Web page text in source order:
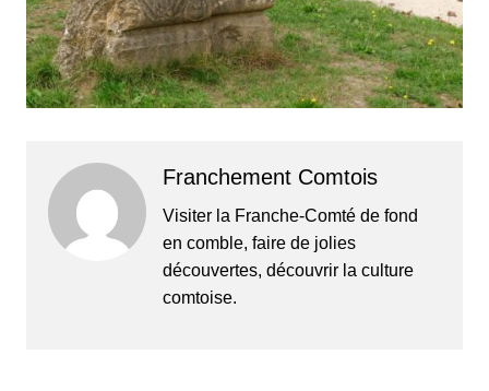
Franchement Comtois
Visiter la Franche-Comté de fond
en comble, faire de jolies
découvertes, découvrir la culture
comtoise.